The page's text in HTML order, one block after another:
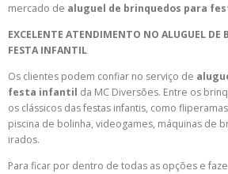
mercado de aluguel de brinquedos para
EXCELENTE ATENDIMENTO NO ALUGUEL DE
FESTA INFANTIL
Os clientes podem confiar no serviço de
festa infantil da MC Diversões. Entre os
os clássicos das festas infantis, como
piscina de bolinha, videogames, máquinas de
irados.
Para ficar por dentro de todas as opções e